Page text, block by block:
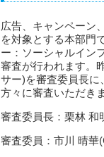
広告、キャンペーン
を対象とする本部門
ー：ソーシャルイン
審査が行われます。
サー)を審査委員長に
方々に審査いただき
審査委員長：栗林 和
審査委員：市川 晴華